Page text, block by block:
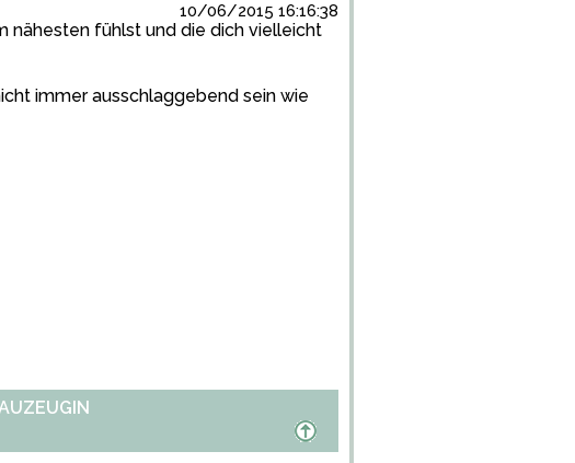
10/06/2015 16:16:38
nähesten fühlst und die dich vielleicht
immer ausschlaggebend sein wie